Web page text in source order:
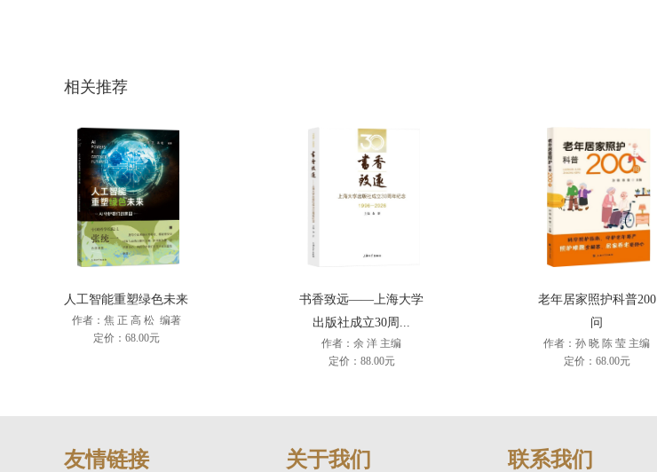
相关推荐
人工智能重塑绿色未来
作者：焦 正 高 松 编著
定价：68.00元
书香致远——上海大学
出版社成立30周...
作者：余 洋 主编
定价：88.00元
老年居家照护科普200
问
作者：孙 晓 陈 莹 主编
定价：68.00元
友情链接 关于我们 联系我们